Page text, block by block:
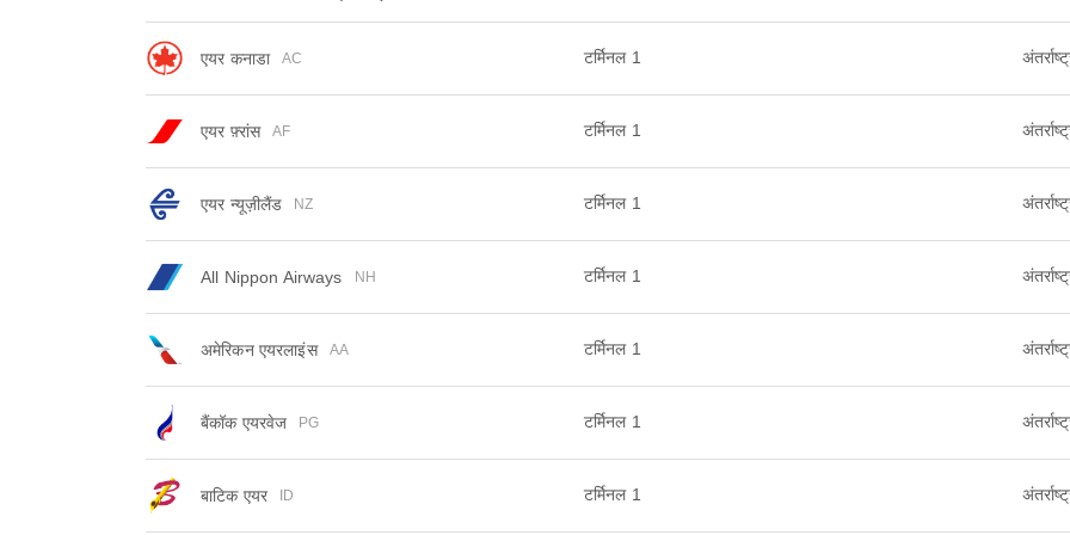
एयर कनाडा AC टर्मिनल 1
एयर फ़्रांस AF टर्मिनल 1
एयर न्यूज़ीलैंड NZ टर्मिनल 1
All Nippon Airways NH टर्मिनल 1
अमेरिकन एयरलाइंस AA टर्मिनल 1
बैंकॉक एयरवेज PG टर्मिनल 1
बाटिक एयर ID टर्मिनल 1